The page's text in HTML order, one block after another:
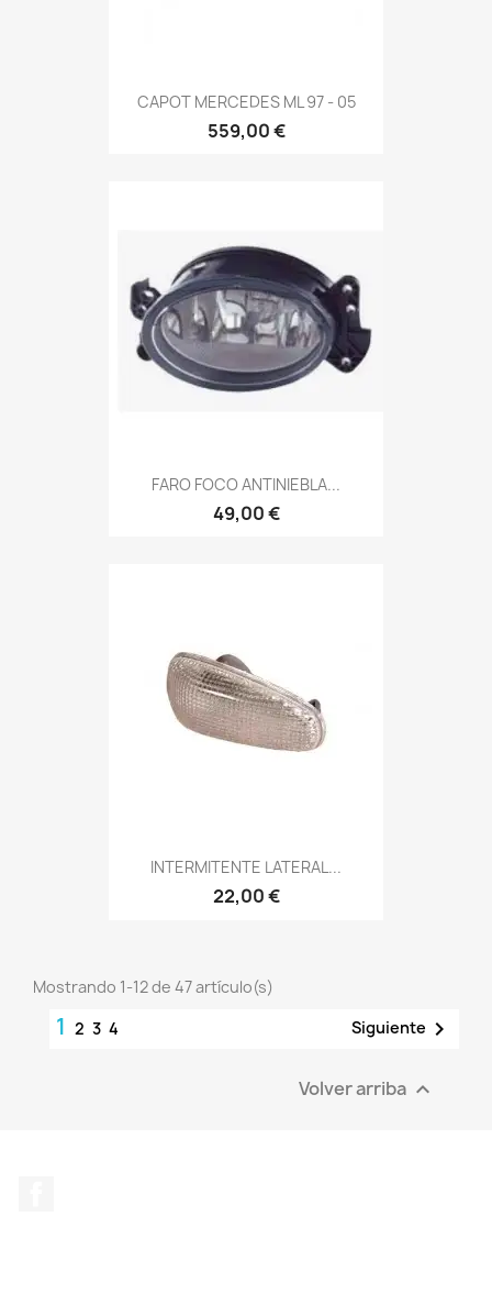
CAPOT MERCEDES ML 97 - 05
559,00 €
FARO FOCO ANTINIEBLA...
49,00 €
INTERMITENTE LATERAL...
22,00 €
Mostrando 1-12 de 47 artículo(s)
1 2 3 4 Siguiente 
Volver arriba 